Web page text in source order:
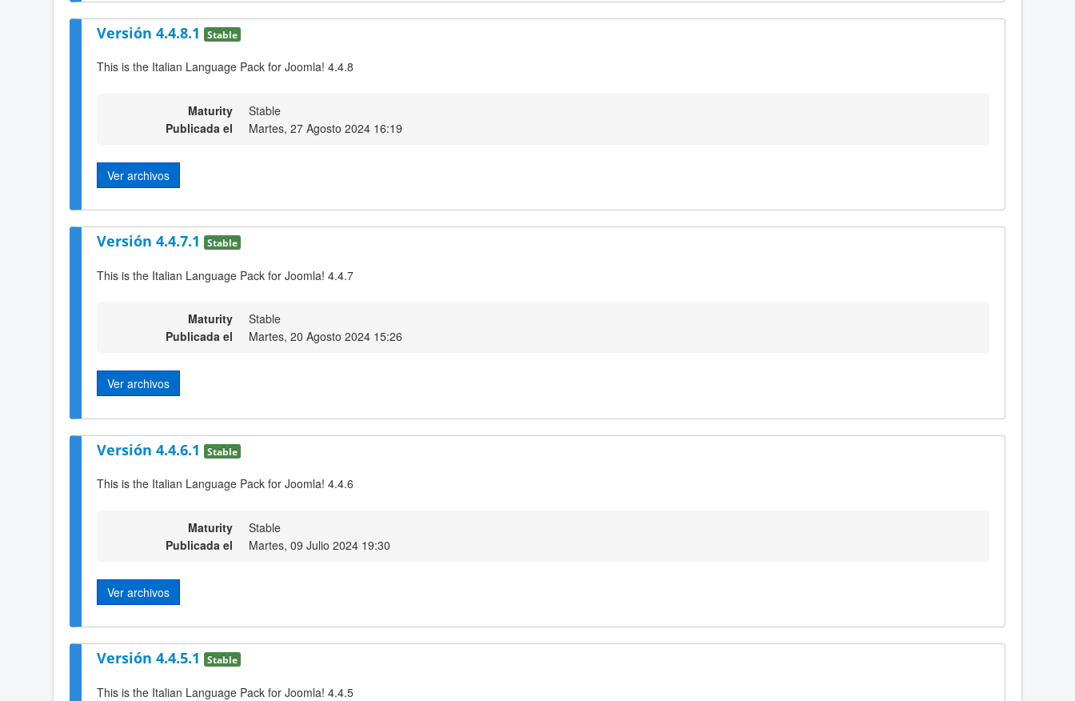
Versión 4.4.8.1 Stable
This is the Italian Language Pack for Joomla! 4.4.8
Maturity
Stable
Publicada el
Martes, 27 Agosto 2024 16:19
Ver archivos
Versión 4.4.7.1 Stable
This is the Italian Language Pack for Joomla! 4.4.7
Maturity
Stable
Publicada el
Martes, 20 Agosto 2024 15:26
Ver archivos
Versión 4.4.6.1 Stable
This is the Italian Language Pack for Joomla! 4.4.6
Maturity
Stable
Publicada el
Martes, 09 Julio 2024 19:30
Ver archivos
Versión 4.4.5.1 Stable
This is the Italian Language Pack for Joomla! 4.4.5